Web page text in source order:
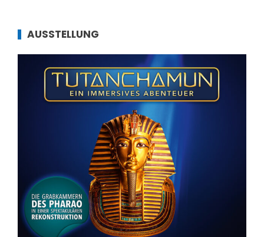
AUSSTELLUNG